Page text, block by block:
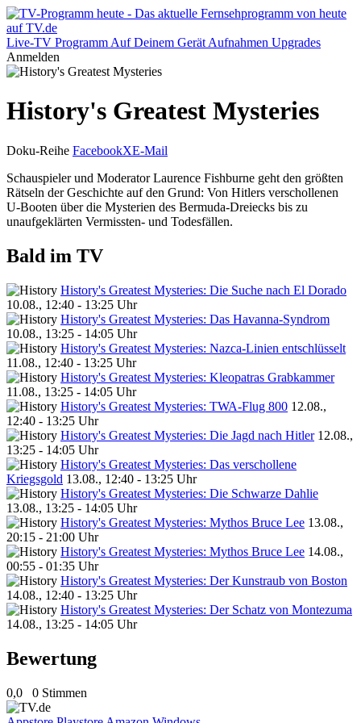
Live-TV Programm Auf Deinem Gerät Aufnahmen Upgrades
Anmelden
History's Greatest Mysteries
Doku-Reihe FacebookXE-Mail
Schauspieler und Moderator Laurence Fishburne geht den größten
Rätseln der Geschichte auf den Grund: Von Hitlers verschollenen
U-Booten über die Mysterien des Bermuda-Dreiecks bis zu
unaufgeklärten Vermissten- und Todesfällen.
Bald im TV
History's Greatest Mysteries: Die Suche nach El Dorado
10.08., 12:40 - 13:25 Uhr
History's Greatest Mysteries: Das Havanna-Syndrom
10.08., 13:25 - 14:05 Uhr
History's Greatest Mysteries: Nazca-Linien entschlüsselt
11.08., 12:40 - 13:25 Uhr
History's Greatest Mysteries: Kleopatras Grabkammer
11.08., 13:25 - 14:05 Uhr
History's Greatest Mysteries: TWA-Flug 800 12.08.,
12:40 - 13:25 Uhr
History's Greatest Mysteries: Die Jagd nach Hitler 12.08.,
13:25 - 14:05 Uhr
History's Greatest Mysteries: Das verschollene
Kriegsgold 13.08., 12:40 - 13:25 Uhr
History's Greatest Mysteries: Die Schwarze Dahlie
13.08., 13:25 - 14:05 Uhr
History's Greatest Mysteries: Mythos Bruce Lee 13.08.,
20:15 - 21:00 Uhr
History's Greatest Mysteries: Mythos Bruce Lee 14.08.,
00:55 - 01:35 Uhr
History's Greatest Mysteries: Der Kunstraub von Boston
14.08., 12:40 - 13:25 Uhr
History's Greatest Mysteries: Der Schatz von Montezuma
14.08., 13:25 - 14:05 Uhr
Bewertung
0,0 0 Stimmen